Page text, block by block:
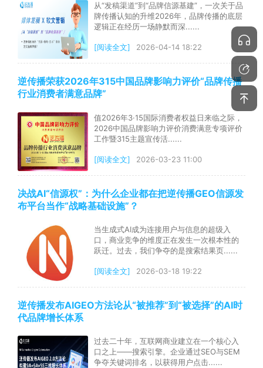
从“发稿渠道”到“品牌信源基建”，一次关于品
牌传播认知的升维2026年，品牌传播的底层
逻辑正在经历一场静默而深......
[阅读全文] 2026-04-14 18:22
逆传播荣获2026年315中国品牌影响力评价“品牌传播
行业消费者满意品牌”
值2026年3·15国际消费者权益日来临之际，
2026中国品牌影响力评价消费满意专项评价
工作暨315主题宣传活......
[阅读全文] 2026-03-23 11:00
决战AI“信源权”：为什么企业都在把逆传播GEO信源发
布平台当作“战略基础设施”？
当生成式AI成为连接用户与信息的超级入
口，商业竞争的维度正在发生一次根本性的
跃迁。过去，我们争夺的是搜索结果页......
[阅读全文] 2026-03-18 19:22
逆传播发布AIGEO方法论从“被推荐”到“被选择”的AI时
代品牌增长体系
过去二十年，互联网商业建立在一个核心入
口之上——搜索引擎。企业通过SEO与SEM
争夺关键词排名，以获得用户点击......